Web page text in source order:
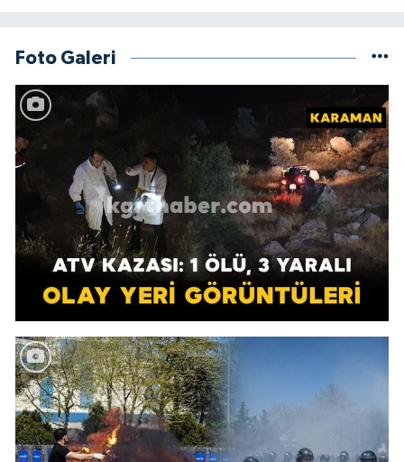
Foto Galeri